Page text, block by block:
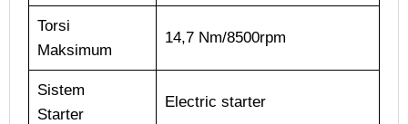
Torsi
Maksimum
14,7 Nm/8500rpm
Sistem
Starter
Electric starter